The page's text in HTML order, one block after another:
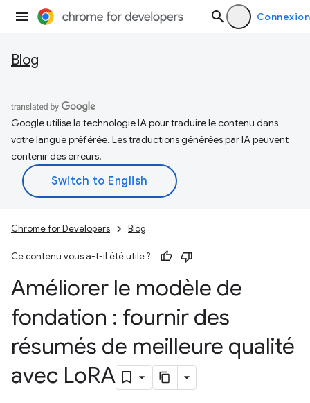
Connexion
Blog
Google utilise la technologie IA pour traduire le contenu dans
votre langue préférée. Les traductions générées par IA peuvent
contenir des erreurs.
Chrome for Developers Blog
Ce contenu vous a-t-il été utile ?
Améliorer le modèle de
fondation : fournir des
résumés de meilleure qualité
avec LoRA